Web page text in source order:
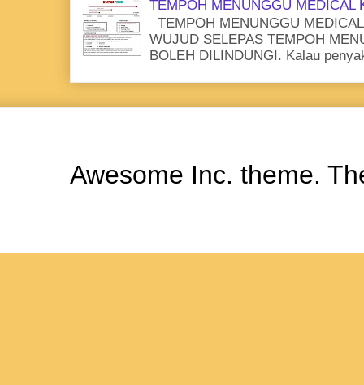
TEMPOH MENUNGGU MEDICAL
TEMPOH MENUNGGU
WUJUD SELEPAS TEMPOH
BOLEH DILINDUNGI. Kalau
Awesome Inc. theme.